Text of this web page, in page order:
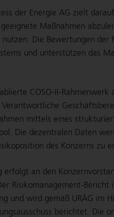
der Energie AG zielt
Maßnahmen
Die Bewertungen der
und unterstützen das
COSO-II-
Verantwortliche
mittels eines
Die dezentralen Daten
des Konzerns zu
erfolgt an den
Risikomanagement-
und wird gemäß URÄG im
berichtet. Die